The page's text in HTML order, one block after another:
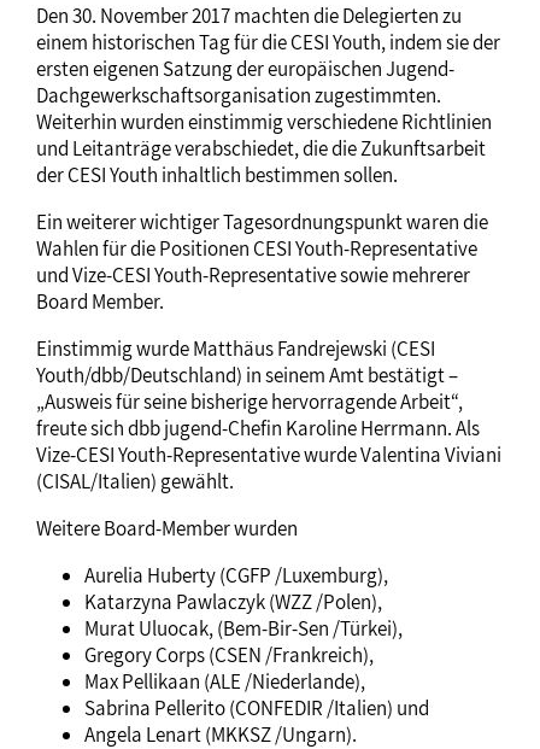
Den 30. November 2017 machten die Delegierten zu
einem historischen Tag für die CESI Youth, indem sie der
ersten eigenen Satzung der europäischen Jugend-
Dachgewerkschaftsorganisation zugestimmten.
Weiterhin wurden einstimmig verschiedene Richtlinien
und Leitanträge verabschiedet, die die Zukunftsarbeit
der CESI Youth inhaltlich bestimmen sollen.
Ein weiterer wichtiger Tagesordnungspunkt waren die
Wahlen für die Positionen CESI Youth-Representative
und Vize-CESI Youth-Representative sowie mehrerer
Board Member.
Einstimmig wurde Matthäus Fandrejewski (CESI
Youth/dbb/Deutschland) in seinem Amt bestätigt –
„Ausweis für seine bisherige hervorragende Arbeit“,
freute sich dbb jugend-Chefin Karoline Herrmann. Als
Vize-CESI Youth-Representative wurde Valentina Viviani
(CISAL/Italien) gewählt.
Weitere Board-Member wurden
Aurelia Huberty (CGFP /Luxemburg),
Katarzyna Pawlaczyk (WZZ /Polen),
Murat Uluocak, (Bem-Bir-Sen /Türkei),
Gregory Corps (CSEN /Frankreich),
Max Pellikaan (ALE /Niederlande),
Sabrina Pellerito (CONFEDIR /Italien) und
Angela Lenart (MKKSZ /Ungarn).